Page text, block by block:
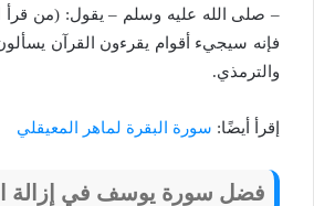
– صلى الله عليه وسلم – يقول: (من قرأ
فإنه سيجيء أقوام يقرءون القرآن
والترمذي.
إقرأ أيضًا: سورة البقرة لماهر المعيقلي
فضل سورة يوسف في إزالة